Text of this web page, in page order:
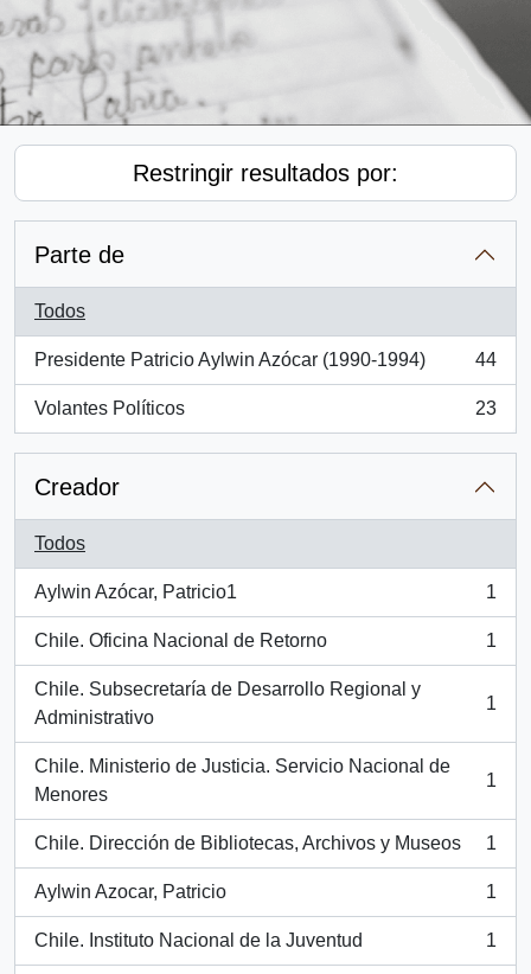
Restringir resultados por:
Parte de
Todos
Presidente Patricio Aylwin Azócar (1990-1994)
, 44 resultados
44
Volantes Políticos
, 23 resultados
23
Creador
Todos
Aylwin Azócar, Patricio1
, 1 resultados
1
Chile. Oficina Nacional de Retorno
, 1 resultados
1
Chile. Subsecretaría de Desarrollo Regional y
Administrativo
, 1 resultados
1
Chile. Ministerio de Justicia. Servicio Nacional de
Menores
, 1 resultados
1
Chile. Dirección de Bibliotecas, Archivos y Museos
, 1 resultados
1
Aylwin Azocar, Patricio
, 1 resultados
1
Chile. Instituto Nacional de la Juventud
, 1 resultados
1